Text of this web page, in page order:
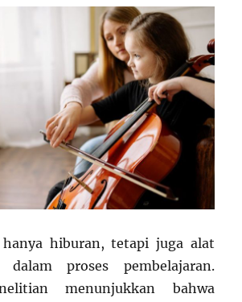
hiburan, tetapi juga alat
proses pembelajaran.
menunjukkan bahwa